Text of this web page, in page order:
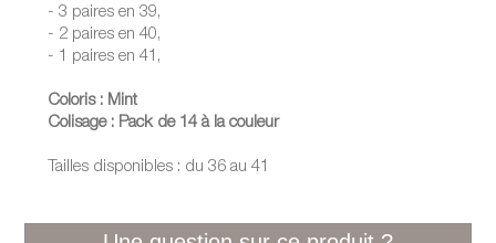
- 3 paires en 39,
- 2 paires en 40,
- 1 paires en 41,
Coloris : Mint
Colisage : Pack de 14 à la couleur
Tailles disponibles : du 36 au 41